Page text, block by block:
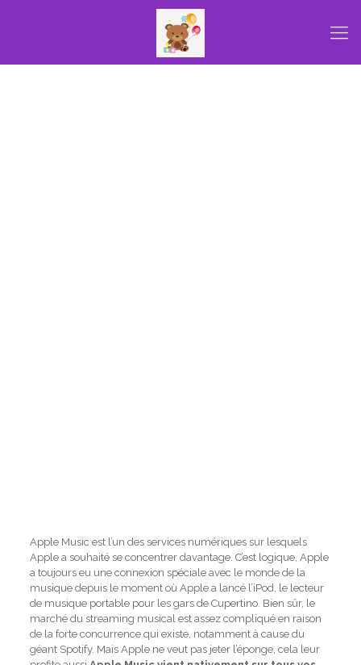
Apple Music est l’un des services numériques sur lesquels
Apple a souhaité se concentrer davantage. C’est logique, Apple
a toujours eu une connexion spéciale avec le monde de la
musique depuis le moment où Apple a lancé l’iPod, le lecteur
de musique portable pour les gars de Cupertino. Bien sûr, le
marché du streaming musical est assez compliqué en raison
de la forte concurrence qui existe, notamment à cause du
géant Spotify. Mais Apple ne veut pas jeter l’éponge, cela leur